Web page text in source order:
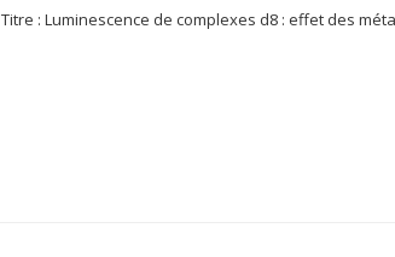
Titre : Luminescence de complexes d8 : effet des